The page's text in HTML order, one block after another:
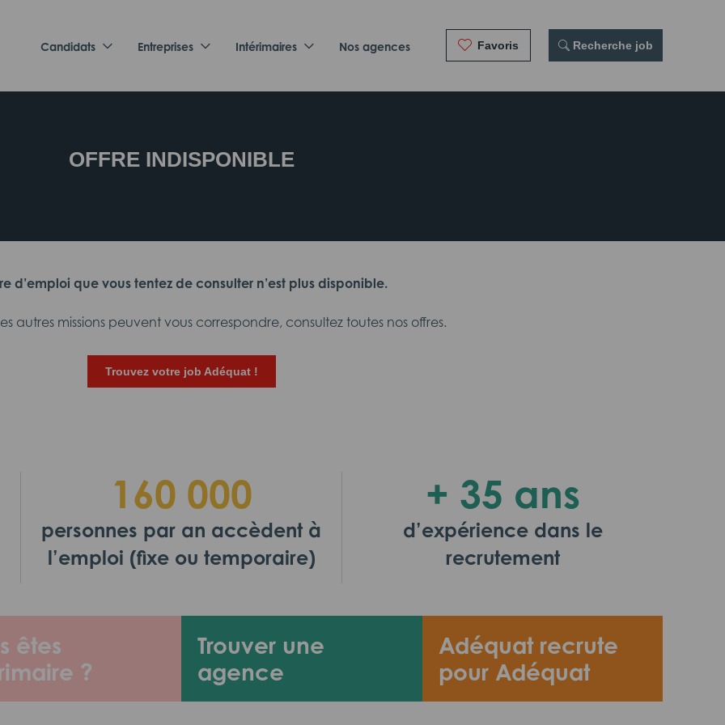
Candidats Entreprises Intérimaires Nos agences Favoris Recherche job
OFFRE INDISPONIBLE
d’emploi que vous tentez de consulter n’est plus disponible.
autres missions peuvent vous correspondre, consultez toutes nos offres.
Trouvez votre job Adéquat !
êtes
?
Trouver une
agence
Adéquat recrute
pour Adéquat
160 000
personnes par an accèdent à
l’emploi (fixe ou temporaire)
+ 35 ans
d’expérience dans le
recrutement